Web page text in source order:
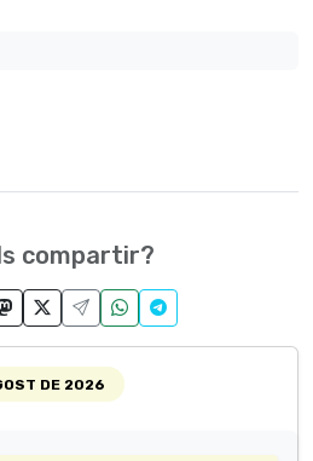
compartir?
DE 2026